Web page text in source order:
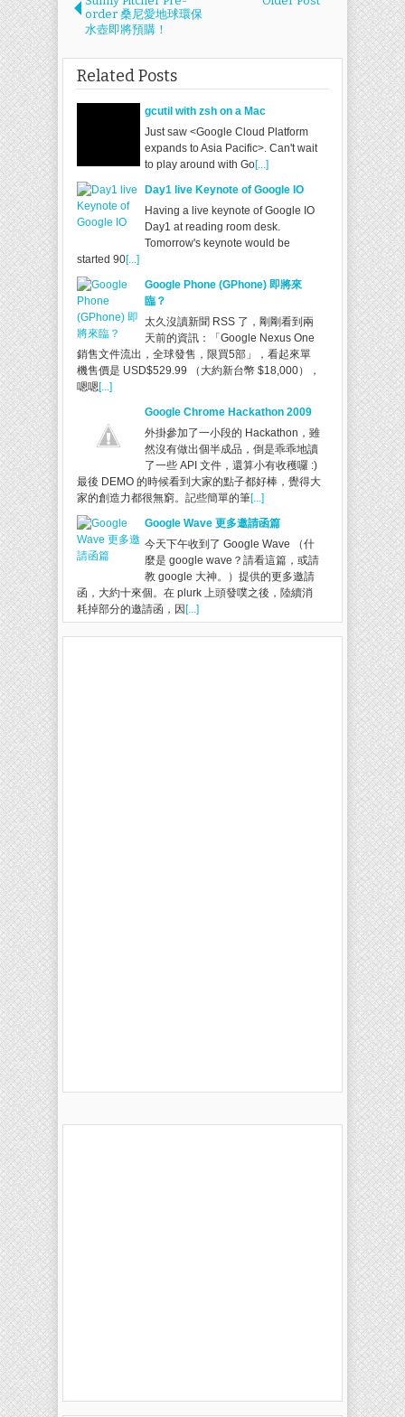
order 桑尼愛地球環保
水壺即將預購！
Related Posts
gcutil with zsh on a Mac
Just saw <Google Cloud Platform
expands to Asia Pacific>. Can't wait
to play around with Go[...]
Day1 live Keynote of Google IO
Having a live keynote of Google IO
Day1 at reading room desk.
Tomorrow's keynote would be
started 90[...]
Google Phone (GPhone) 即將來
臨？
太久沒讀新聞 RSS 了，剛剛看到兩
天前的資訊：「Google Nexus One
銷售文件流出，全球發售，限買5部」，看起來單
機售價是 USD$529.99 （大約新台幣 $18,000），
嗯嗯[...]
Google Chrome Hackathon 2009
外掛參加了一小段的 Hackathon，雖
然沒有做出個半成品，倒是乖乖地讀
了一些 API 文件，還算小有收穫囉 :)
最後 DEMO 的時候看到大家的點子都好棒，覺得大
家的創造力都很無窮。記些簡單的筆[...]
Google Wave 更多邀請函篇
今天下午收到了 Google Wave （什
麼是 google wave？請看這篇，或請
教 google 大神。）提供的更多邀請
函，大約十來個。在 plurk 上頭發噗之後，陸續消
耗掉部分的邀請函，因 [...]